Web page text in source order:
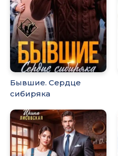
Бывшие. Сердце
сибиряка